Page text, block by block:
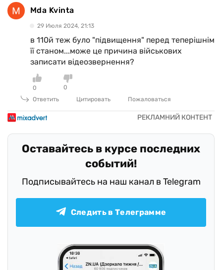
Mda Kvinta
29 Июля 2024, 21:13
в 110й теж було "підвищення" перед теперішнім
її станом...може це причина військових
записати відеозвернення?
0
0
Ответить
Цитировать Пожаловаться
Оставайтесь в курсе последних
событий!
Подписывайтесь на наш канал в Telegram
Следить в Телеграмме